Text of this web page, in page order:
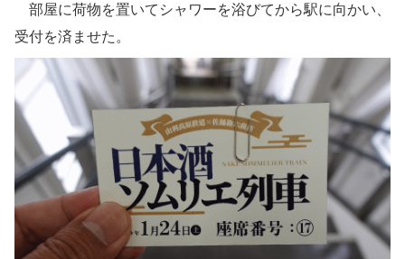
部屋に荷物を置いてシャワーを浴びてから駅に向かい、
受付を済ませた。